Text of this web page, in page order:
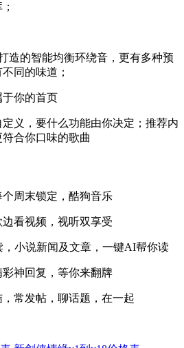
的智能均衡环绕音，更有多种预
同的味道；
你的首页
，要什么功能由你决定；推荐内
合你口味的歌曲
周末锁定，酷狗音乐
看视频，视听双享受
小说新闻及文章，一键AI帮你读
神回复，等你来翻牌
常发帖，聊话题，在一起